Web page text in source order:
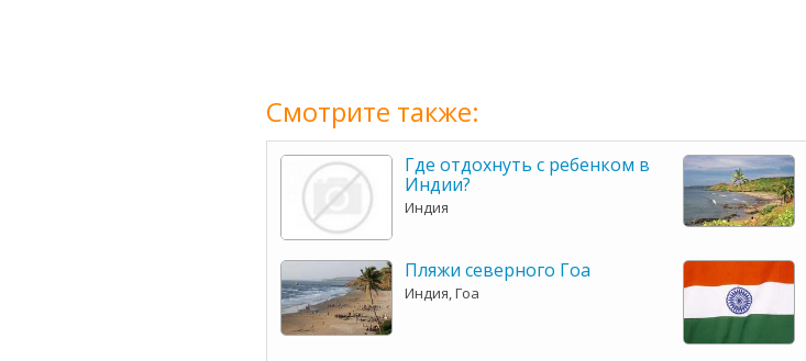
Смотрите также:
Где отдохнуть с ребенком в
Индии?
Индия
Пляжи северного Гоа
Индия, Гоа